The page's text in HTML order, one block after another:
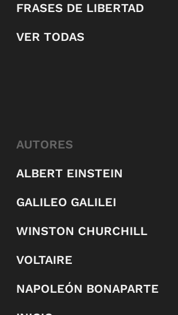
FRASES DE LIBERTAD
VER TODAS
AUTORES
ALBERT EINSTEIN
GALILEO GALILEI
WINSTON CHURCHILL
VOLTAIRE
NAPOLEÓN BONAPARTE